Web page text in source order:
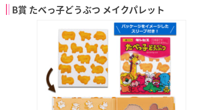
B賞 たべっ子どうぶつ メイクパレット